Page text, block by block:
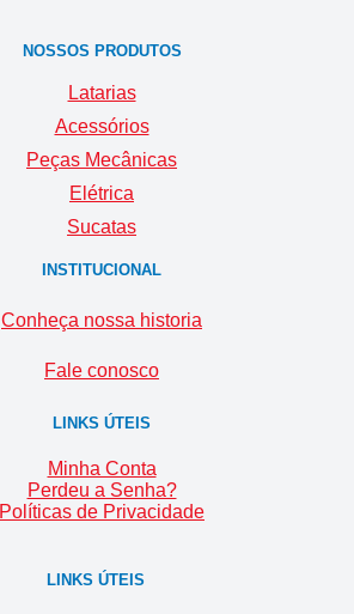
NOSSOS PRODUTOS
Latarias
Acessórios
Peças Mecânicas
Elétrica
Sucatas
INSTITUCIONAL
Conheça nossa historia
Fale conosco
LINKS ÚTEIS
Minha Conta
Perdeu a Senha?
Políticas de Privacidade
LINKS ÚTEIS